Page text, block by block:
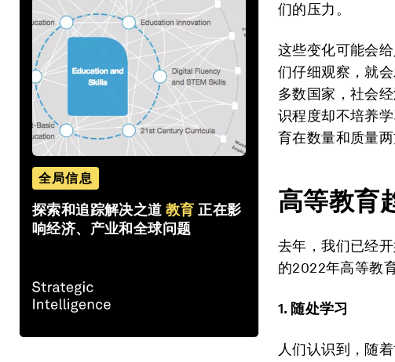
全局信息
探索和追踪解决之道 教育 正在影
响经济、产业和全球问题
们的压力。
这些变化可能会
们仔细观察，就
多数国家，社会
识程度却不培养
育在数量和质量两
高等教育
去年，我们已经
的2022年高等教
1. 随处学习
人们认识到，随